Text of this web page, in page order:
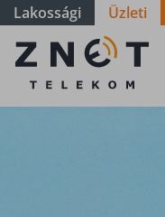
Lakossági Üzleti
ZNET
Telekom, a
távközlési